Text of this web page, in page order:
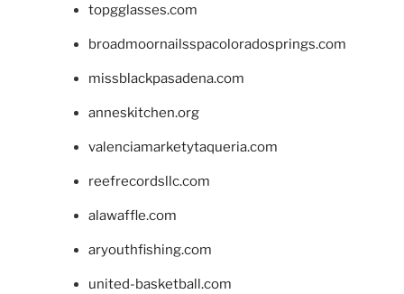
topgglasses.com
broadmoornailsspacoloradosprings.com
missblackpasadena.com
anneskitchen.org
valenciamarketytaqueria.com
reefrecordsllc.com
alawaffle.com
aryouthfishing.com
united-basketball.com